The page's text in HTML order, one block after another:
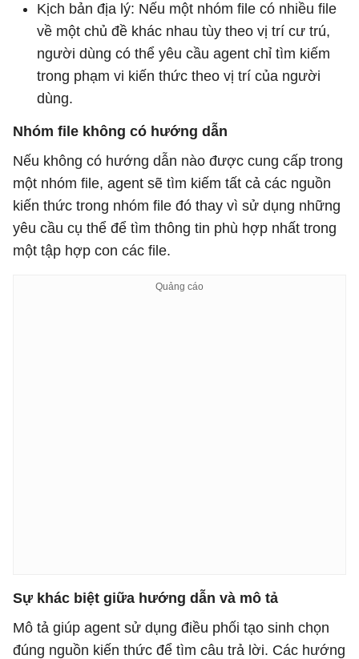
Kịch bản địa lý: Nếu một nhóm file có nhiều file
về một chủ đề khác nhau tùy theo vị trí cư trú,
người dùng có thể yêu cầu agent chỉ tìm kiếm
trong phạm vi kiến ​​thức theo vị trí của người
dùng.
Nhóm file không có hướng dẫn
Nếu không có hướng dẫn nào được cung cấp trong
một nhóm file, agent sẽ tìm kiếm tất cả các nguồn
kiến ​​thức trong nhóm file đó thay vì sử dụng những
yêu cầu cụ thể để tìm thông tin phù hợp nhất trong
một tập hợp con các file.
Sự khác biệt giữa hướng dẫn và mô tả
Mô tả giúp agent sử dụng điều phối tạo sinh chọn
đúng nguồn kiến ​​thức để tìm câu trả lời. Các hướng